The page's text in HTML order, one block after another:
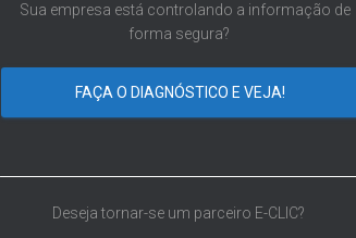
Sua empresa está controlando a informação de
forma segura?
FAÇA O DIAGNÓSTICO E VEJA!
Deseja tornar-se um parceiro E-CLIC?